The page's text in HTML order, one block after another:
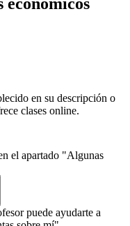
en su descripción o
clases online.
el apartado "Algunas
puede ayudarte a